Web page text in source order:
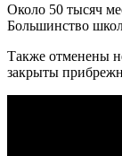
Около 50 тысяч
Большинство
Также отменены
закрыты